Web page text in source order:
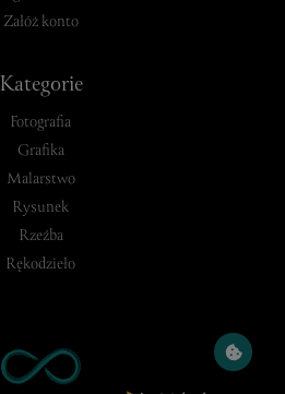
Załóż konto
Kategorie
Fotografia
Grafika
Malarstwo
Rysunek
Rzeźba
Rękodzieło